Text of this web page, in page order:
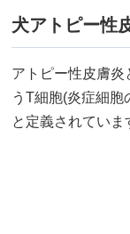
犬アトピー性
アトピー性皮膚炎とは、 「遺伝的素因を有
うT細胞(炎症細胞